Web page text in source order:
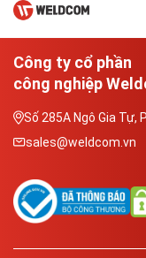
Công ty cổ phần
công nghiệp
Số 285A Ngô Gia Tự,
sales@weldcom.vn